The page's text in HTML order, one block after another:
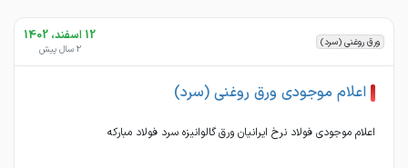
ورق روغنی (سرد) 12 اسفند، 1402
2 سال پیش
اعلام موجودی ورق روغنی (سرد)
اعلام موجودی فولاد نرخ ایرانیان ورق گالوانیزه سرد فولاد مبارکه